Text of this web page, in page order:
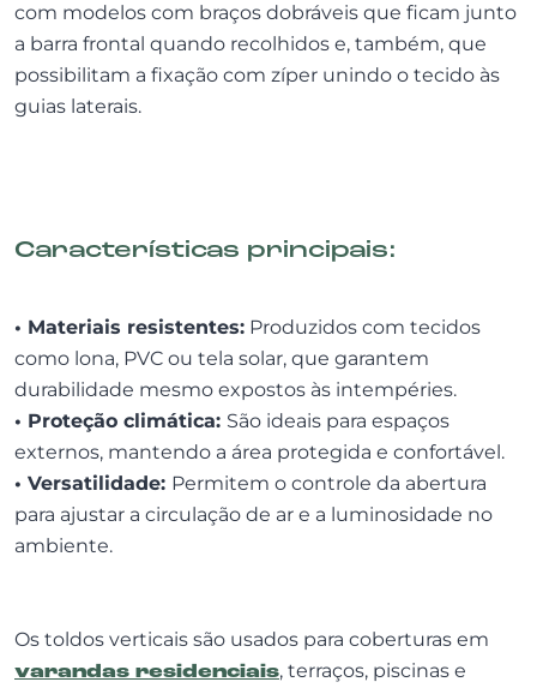
com modelos com braços dobráveis que ficam junto
a barra frontal quando recolhidos e, também, que
possibilitam a fixação com zíper unindo o tecido às
guias laterais.
Características principais:
• Materiais resistentes: Produzidos com tecidos
como lona, PVC ou tela solar, que garantem
durabilidade mesmo expostos às intempéries.
• Proteção climática: São ideais para espaços
externos, mantendo a área protegida e confortável.
• Versatilidade: Permitem o controle da abertura
para ajustar a circulação de ar e a luminosidade no
ambiente.
Os toldos verticais são usados para coberturas em
varandas residenciais, terraços, piscinas e